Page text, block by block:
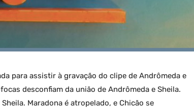
para assistir à gravação do clipe de Andrômeda e
desconfiam da união de Andrômeda e Sheila.
Maradona é atropelado, e Chicão se